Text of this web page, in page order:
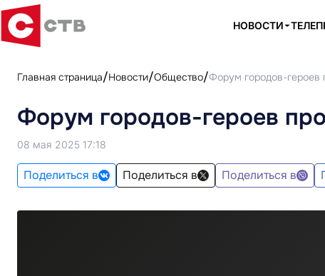
НОВОСТИ
Главная страница Новости Общество Форум городов-героев
Форум городов-героев
08 мая 2025 17:18
Поделиться в Поделиться в Поделиться в